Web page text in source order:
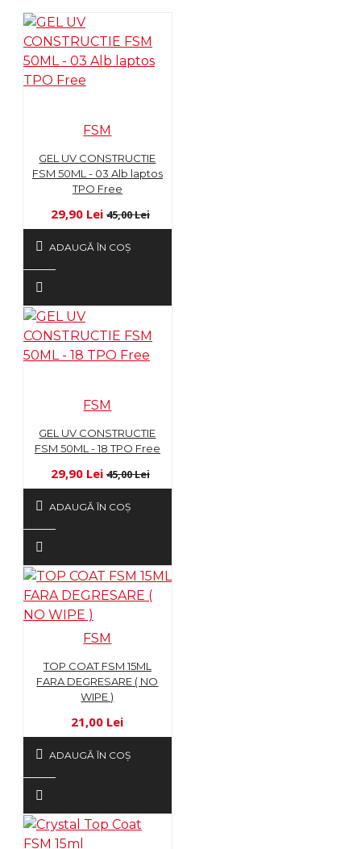
FSM
GEL UV CONSTRUCTIE
FSM 50ML - 03 Alb laptos
TPO Free
29,90 Lei 45,00 Lei
ADAUGĂ ÎN COŞ
FSM
GEL UV CONSTRUCTIE
FSM 50ML - 18 TPO Free
29,90 Lei 45,00 Lei
ADAUGĂ ÎN COŞ
FSM
TOP COAT FSM 15ML
FARA DEGRESARE ( NO
WIPE )
21,00 Lei
ADAUGĂ ÎN COŞ